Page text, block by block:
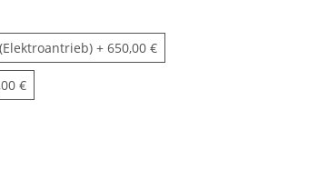
(Elektroantrieb) XLE 21 EL (Elektroantrieb)
+ 650,00 €
+ EL (Zapf+Elektroantrieb)
€